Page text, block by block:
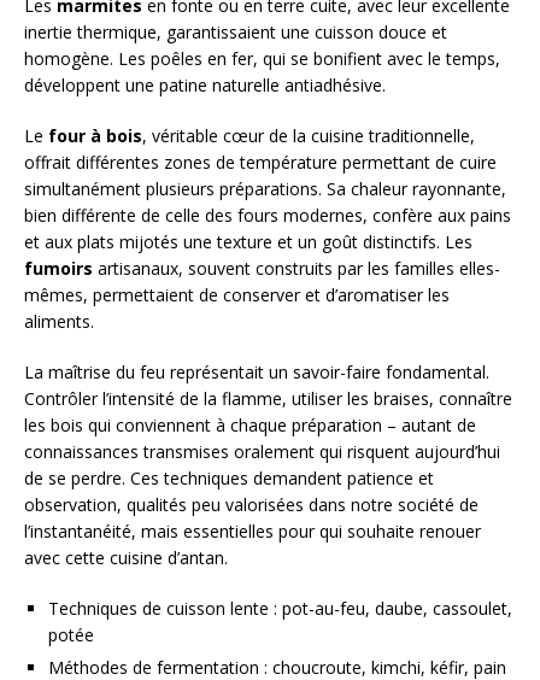
Les marmites en fonte ou en terre cuite, avec leur excellente
inertie thermique, garantissaient une cuisson douce et
homogène. Les poêles en fer, qui se bonifient avec le temps,
développent une patine naturelle antiadhésive.
Le four à bois, véritable cœur de la cuisine traditionnelle,
offrait différentes zones de température permettant de cuire
simultanément plusieurs préparations. Sa chaleur rayonnante,
bien différente de celle des fours modernes, confère aux pains
et aux plats mijotés une texture et un goût distinctifs. Les
fumoirs artisanaux, souvent construits par les familles elles-
mêmes, permettaient de conserver et d’aromatiser les
aliments.
La maîtrise du feu représentait un savoir-faire fondamental.
Contrôler l’intensité de la flamme, utiliser les braises, connaître
les bois qui conviennent à chaque préparation – autant de
connaissances transmises oralement qui risquent aujourd’hui
de se perdre. Ces techniques demandent patience et
observation, qualités peu valorisées dans notre société de
l’instantanéité, mais essentielles pour qui souhaite renouer
avec cette cuisine d’antan.
Techniques de cuisson lente : pot-au-feu, daube, cassoulet,
potée
Méthodes de fermentation : choucroute, kimchi, kéfir, pain